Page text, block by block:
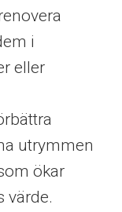
i
eller
utrymmen
ökar
värde.